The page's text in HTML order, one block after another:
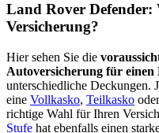
Land Rover Defender:
Versicherung?
Hier sehen Sie die
Autoversicherung für einen
unterschiedliche Deckungen.
eine Vollkasko, Teilkasko
richtige Wahl für Ihren
Stufe hat ebenfalls einen